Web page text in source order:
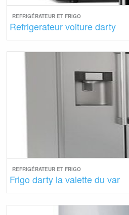
REFRIGÉRATEUR ET FRIGO
Refrigerateur voiture darty
REFRIGÉRATEUR ET FRIGO
Frigo darty la valette du var